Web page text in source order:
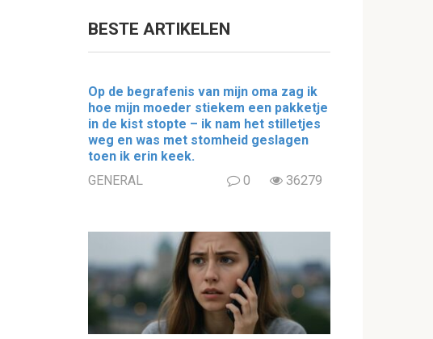
BESTE ARTIKELEN
Op de begrafenis van mijn oma zag ik
hoe mijn moeder stiekem een pakketje
in de kist stopte – ik nam het stilletjes
weg en was met stomheid geslagen
toen ik erin keek.
GENERAL
0 36279